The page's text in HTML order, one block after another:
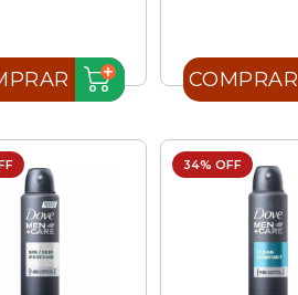
COMPRAR
34% OFF